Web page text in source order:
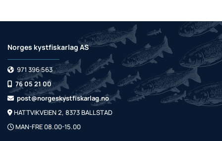
Norges kystfiskarlag AS
 971 396 563
76 05 21 00
 post@norgeskystfiskarlag.no
 HATTVIKVEIEN 2, 8373 BALLSTAD
 MAN-FRE 08.00-15.00